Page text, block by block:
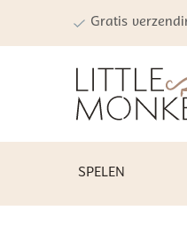
Gratis
SPELEN